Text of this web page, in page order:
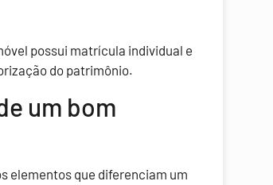
possui matrícula individual e
do patrimônio.
um bom
elementos que diferenciam um